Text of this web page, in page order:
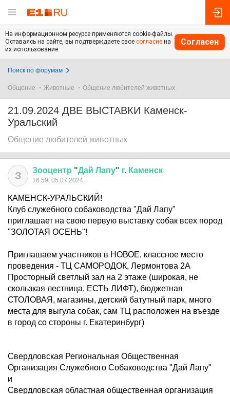
На информационном ресурсе применяются cookie-файлы.
Оставаясь на сайте, вы подтверждаете свое согласие на
их использование.
Согласен
Поиск по форумам
Общение Животные Общение любителей животных
21.09.2024 ДВЕ ВЫСТАВКИ Каменск-
Уральский
Общение любителей животных
З Зооцентр "Дай Лапу" г. Каменск
16:59, 05.07.2024
КАМЕНСК-УРАЛЬСКИЙ!
Клуб служебного собаководства "Дай Лапу"
приглашает на свою первую выставку собак всех пород
"ЗОЛОТАЯ ОСЕНЬ"!
Приглашаем участников в НОВОЕ, классное место
проведения - ТЦ САМОРОДОК, Лермонтова 2А
Просторный светлый зал на 2 этаже (широкая, не
скользкая лестница, ЕСТЬ ЛИФТ), бюджетная
СТОЛОВАЯ, магазины, детский батутный парк, много
места для выгула собак, сам ТЦ расположен на въезде
в город со стороны г. Екатеринбург)
Свердловская Региональная Общественная
Организация Служебного Собаководства "Дай Лапу"
и
Свердловская областная общественная организация